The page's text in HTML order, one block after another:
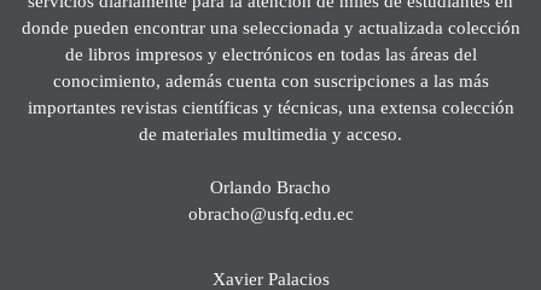
donde pueden encontrar una seleccionada y actualizada colección
de libros impresos y electrónicos en todas las áreas del
conocimiento, además cuenta con suscripciones a las más
importantes revistas científicas y técnicas, una extensa colección
de materiales multimedia y acceso.
Orlando Bracho
obracho@usfq.edu.ec
Xavier Palacios